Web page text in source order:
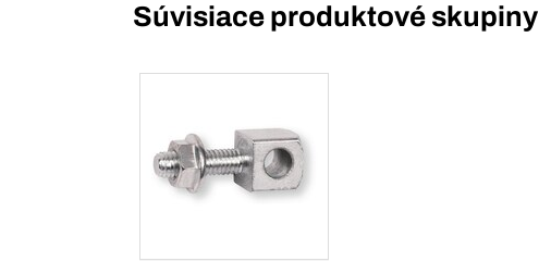
Súvisiace produktové skupiny